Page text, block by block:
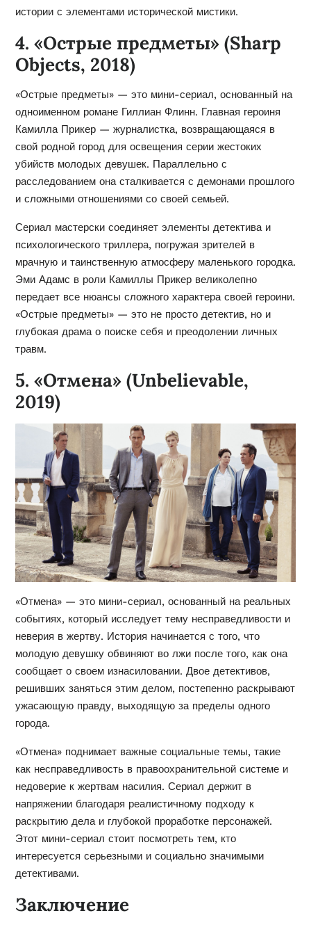
истории с элементами исторической мистики.
4. «Острые предметы» (Sharp
Objects, 2018)
«Острые предметы» — это мини-сериал, основанный на
одноименном романе Гиллиан Флинн. Главная героиня
Камилла Прикер — журналистка, возвращающаяся в
свой родной город для освещения серии жестоких
убийств молодых девушек. Параллельно с
расследованием она сталкивается с демонами прошлого
и сложными отношениями со своей семьей.
Сериал мастерски соединяет элементы детектива и
психологического триллера, погружая зрителей в
мрачную и таинственную атмосферу маленького городка.
Эми Адамс в роли Камиллы Прикер великолепно
передает все нюансы сложного характера своей героини.
«Острые предметы» — это не просто детектив, но и
глубокая драма о поиске себя и преодолении личных
травм.
5. «Отмена» (Unbelievable,
2019)
«Отмена» — это мини-сериал, основанный на реальных
событиях, который исследует тему несправедливости и
неверия в жертву. История начинается с того, что
молодую девушку обвиняют во лжи после того, как она
сообщает о своем изнасиловании. Двое детективов,
решивших заняться этим делом, постепенно раскрывают
ужасающую правду, выходящую за пределы одного
города.
«Отмена» поднимает важные социальные темы, такие
как несправедливость в правоохранительной системе и
недоверие к жертвам насилия. Сериал держит в
напряжении благодаря реалистичному подходу к
раскрытию дела и глубокой проработке персонажей.
Этот мини-сериал стоит посмотреть тем, кто
интересуется серьезными и социально значимыми
детективами.
Заключение